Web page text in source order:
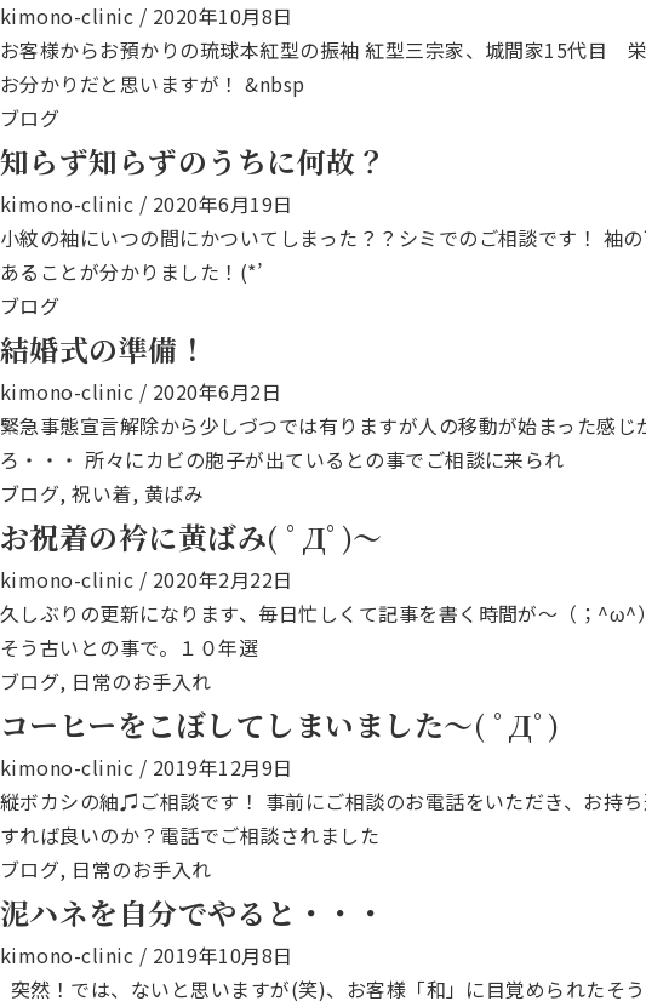
kimono-clinic / 2020年10月8日
お客様からお預かりの琉球本紅型の振袖 紅型三宗家、城間家15代
お分かりだと思いますが！ &nbsp
ブログ
知らず知らずのうちに何故？
kimono-clinic / 2020年6月19日
小紋の袖にいつの間にかついてしまった？？シミでのご相談です！
あることが分かりました！(*’
ブログ
結婚式の準備！
kimono-clinic / 2020年6月2日
緊急事態宣言解除から少しづつでは有りますが人の移動が始まった感
ろ・・・ 所々にカビの胞子が出ているとの事でご相談に来られ
ブログ,祝い着, 黄ばみ
お祝着の衿に黄ばみ( ﾟДﾟ)～
kimono-clinic / 2020年2月22日
久しぶりの更新になります、毎日忙しくて記事を書く時間が～（；
そう古いとの事で。１０年選
ブログ, 日常のお手入れ
コーヒーをこぼしてしまいました～( ﾟДﾟ)
kimono-clinic / 2019年12月9日
縦ボカシの紬♫ご相談です！ 事前にご相談のお電話をいただき、お
すれば良いのか？電話でご相談されました
ブログ, 日常のお手入れ
泥ハネを自分でやると・・・
kimono-clinic / 2019年10月8日
突然！では、ないと思いますが(笑)、お客様「和」に目覚められた